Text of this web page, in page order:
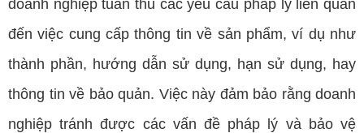
doanh nghiệp tuân thủ các yêu cầu pháp lý liên quan
đến việc cung cấp thông tin về sản phẩm, ví dụ như
thành phần, hướng dẫn sử dụng, hạn sử dụng, hay
thông tin về bảo quản. Việc này đảm bảo rằng doanh
nghiệp tránh được các vấn đề pháp lý và bảo vệ